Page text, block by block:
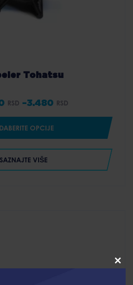
Tohatsu
RSD –3.480 RSD
Price
range:
1.800 RSD
through
3.480 RSD
OPCIJE
SAZNAJTE VIŠE